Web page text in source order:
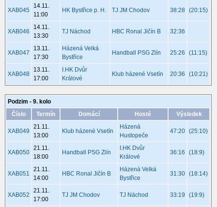
XAB045
14.11.
11:00
HK Bystřice p. H. TJ JM Chodov 38:28 (20:15)
XAB046
14.11.
13:30
TJ Náchod HBC Ronal Jičín B 32:36
XAB047
13.11.
17:30
Házená Velká
Bystřice
Handball PSG Zlín 25:26 (11:15)
XAB048
13.11.
17:00
I.HK Dvůr
Králové
Klub házené Vsetín 20:36 (10:21)
Podzim - 9. kolo
Číslo
Termín Domácí Hosté Výsledek
XAB049
21.11.
13:00
Klub házené Vsetín
Házená
Hustopeče
47:20 (25:10)
XAB050
21.11.
18:00
Handball PSG Zlín
I.HK Dvůr
Králové
36:16 (18:9)
XAB051
21.11.
14:00
HBC Ronal Jičín B
Házená Velká
Bystřice
31:30 (18:14)
XAB052
21.11.
17:00
TJ JM Chodov TJ Náchod 33:19 (19:9)